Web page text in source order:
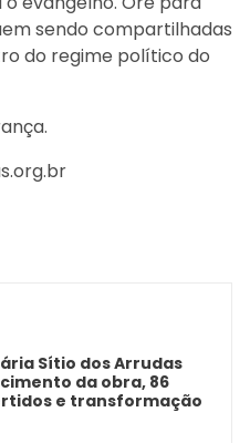
sendo compartilhadas
do regime político do
Sítio dos Arrudas
da obra, 86
e transformação